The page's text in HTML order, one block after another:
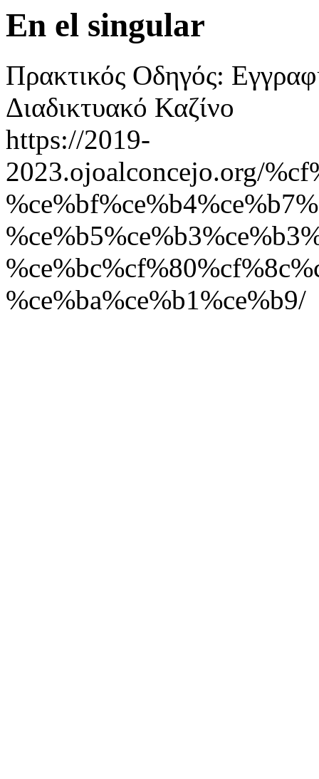
En el singular
Πρακτικός Οδηγός:
Διαδικτυακό Καζίνο
https://2019-
2023.ojoalconcejo.org/
%ce%ba%ce%b1%ce%b9/